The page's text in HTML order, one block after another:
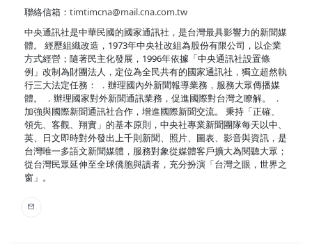
聯絡信箱： timtimcna@mail.cna.com.tw
中央通訊社是中華民國的國家通訊社，是台灣最具影響力的新聞媒
體。 經歷組織改造，1973年中央社改組為股份有限公司，以企業
方式經營；隨著民主化發展，1996年依據「中央通訊社設置條
例」改制為財團法人，定位為全民共有的國家通訊社，獨立超然執
行三大法定任務： ．辦理國內外新聞報導業務，服務大眾傳播媒
體。 ．辦理國家對外新聞通訊業務，促進國際對台灣之瞭解。 ．
加強與國際新聞通訊社合作，增進國際新聞交流。 秉持「正確、
領先、客觀、翔實」的基本原則，中央社專業新聞團隊每天以中、
英、日文即時對外發出上千則新聞、照片、圖表、影音與資訊，是
台灣唯一多語文新聞媒體，服務對象從媒體客戶擴大為閱聽大眾；
從台灣民眾延伸至全球僑胞與讀者，充分扮演「台灣之眼，世界之
窗」。